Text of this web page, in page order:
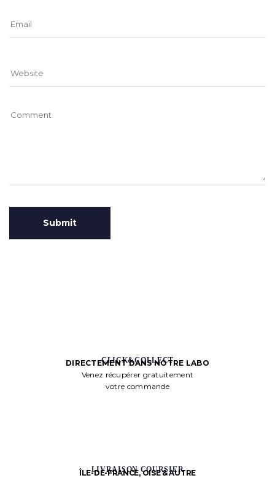
CLICK&COLLECT
DIRECTEMENT DANS NOTRE LABO
Venez récupérer gratuitement
votre commande
LIVRAISON COURSIER
ÎLE-DE-FRANCE, OISE & AUTRE